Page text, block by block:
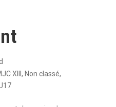
XIII , Non classé,